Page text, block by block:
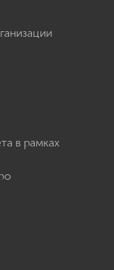
в рамках